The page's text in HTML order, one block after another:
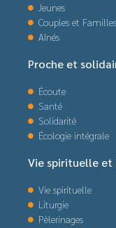
Jeunes
Couples et Familles
Aînés
Proche et
Écoute
Santé
Solidarité
Écologie intégrale
Vie spirituelle
Vie spirituelle
Liturgie
Pèlerinages